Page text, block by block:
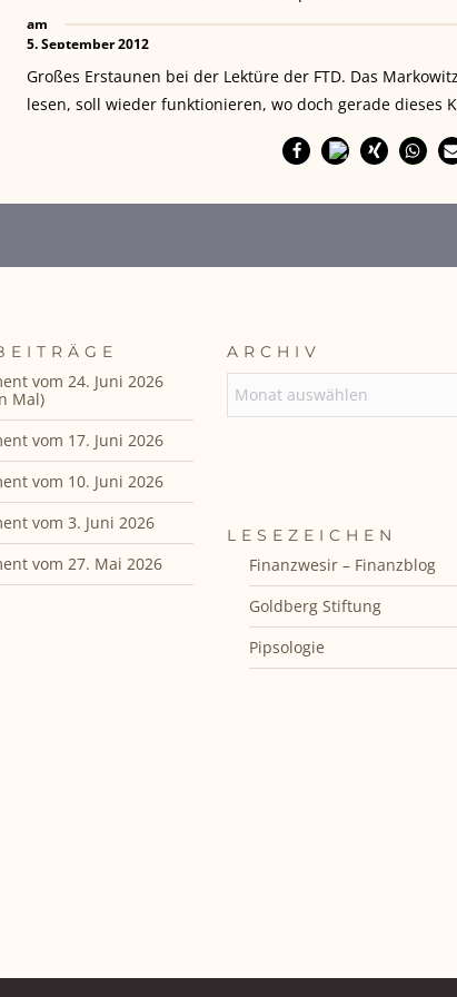
am
5. September 2012
Großes Erstaunen bei der Lektüre der FTD. Das
lesen, soll wieder funktionieren, wo doch gerade dieses
vom 24. Juni 2026
Mal)
vom 17. Juni 2026
vom 10. Juni 2026
vom 3. Juni 2026
vom 27. Mai 2026
ARCHIV
LESEZEICHEN
Finanzwesir – Finanzblog
Goldberg Stiftung
Pipsologie